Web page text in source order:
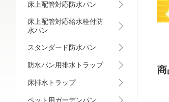
床上配管対応防水パン
床上配管対応給水栓付防
水パン
スタンダード防水パン
防水パン用排水トラップ
床排水トラップ
ペット用ガーデンパン
商